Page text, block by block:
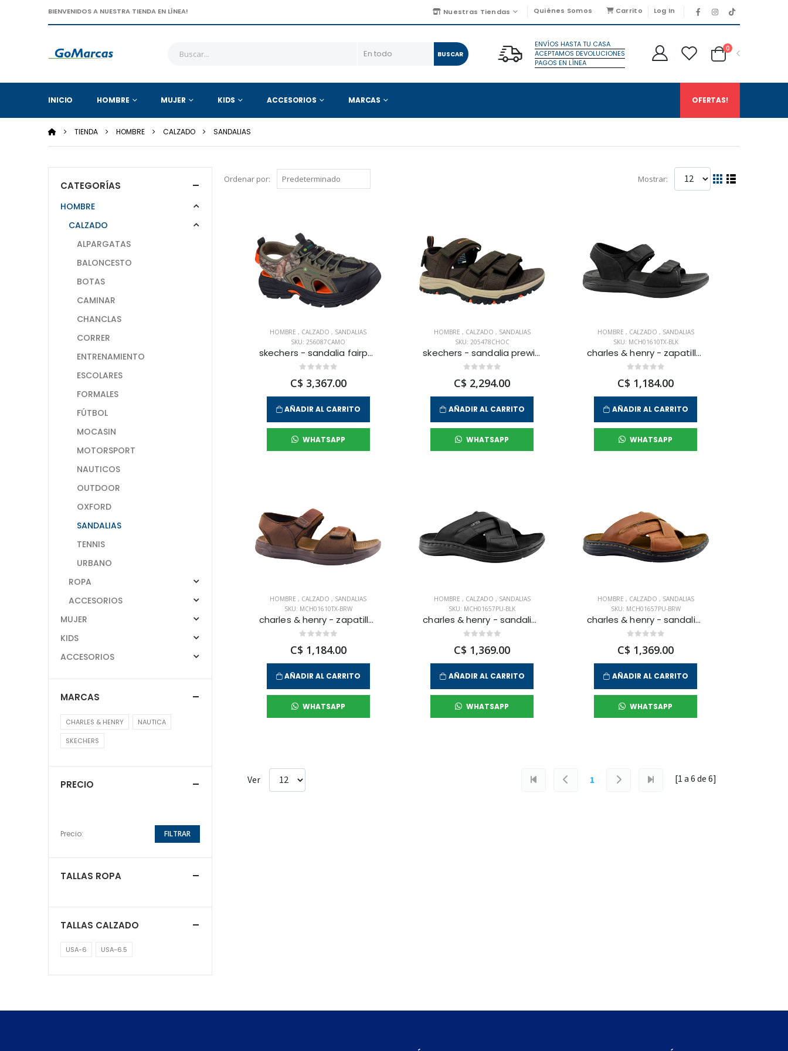
BIENVENIDOS A NUESTRA TIENDA EN LÍNEA! Nuestras Tiendas Quiénes Somos Carrito Log In
BUSCAR
ENVÍOS HASTA TU CASA
ACEPTAMOS DEVOLUCIONES
PAGOS EN LÍNEA
0
INICIO HOMBRE MUJER KIDS ACCESORIOS MARCAS OFERTAS!
TIENDA HOMBRE CALZADO SANDALIAS
Ordenar por: Mostrar:
HOMBRE, CALZADO, SANDALIAS
SKU: 256087CAMO
skechers - sandalia fairport para hombre
C$ 3,367.00
AÑADIR AL CARRITO
WHATSAPP
HOMBRE , CALZADO , SANDALIAS
SKU: 205478CHOC
skechers - sandalia prewitt para hombre
C$ 2,294.00
AÑADIR AL CARRITO
WHATSAPP
HOMBRE , CALZADO , SANDALIAS
SKU: MCH01610TX-BLK
charles & henry - zapatilla sandalias coco loco para hombre
C$ 1,184.00
AÑADIR AL CARRITO
WHATSAPP
HOMBRE, CALZADO, SANDALIAS
SKU: MCH01610TX-BRW
charles & henry - zapatilla sandalias coco loco para hombre
C$ 1,184.00
AÑADIR AL CARRITO
WHATSAPP
HOMBRE , CALZADO , SANDALIAS
SKU: MCH01657PU-BLK
charles & henry - sandalias kingston para hombre
C$ 1,369.00
AÑADIR AL CARRITO
WHATSAPP
HOMBRE , CALZADO , SANDALIAS
SKU: MCH01657PU-BRW
charles & henry - sandalias kingston para hombre
C$ 1,369.00
AÑADIR AL CARRITO
WHATSAPP
Ver 1 [1 a6de6]
CATEGORÍAS
HOMBRE
CALZADO
ALPARGATAS
BALONCESTO
BOTAS
CAMINAR
CHANCLAS
CORRER
ENTRENAMIENTO
ESCOLARES
FORMALES
FÚTBOL
MOCASIN
MOTORSPORT
NAUTICOS
OUTDOOR
OXFORD
SANDALIAS
TENNIS
URBANO
ROPA
ACCESORIOS
MUJER
KIDS
ACCESORIOS
MARCAS
CHARLES & HENRY
NAUTICA
SKECHERS
PRECIO
Precio: FILTRAR
TALLAS ROPA
TALLAS CALZADO
USA-6 USA-6.5